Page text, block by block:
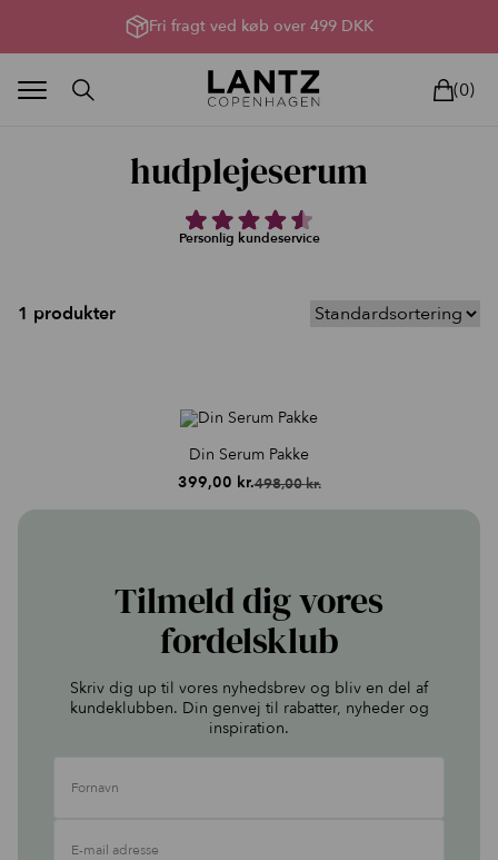
Fri fragt ved køb over 499 DKK
Parfumefri dansk hudpleje, og lysterapi til huden
(0)
hudplejeserum
Personlig kundeservice
1 produkter
Din Serum Pakke
498,00kr.
oprindelige
399,00 kr.
aktuelle
Tilmeld dig vores
fordelsklub
Skriv dig up til vores nyhedsbrev og bliv en del af
kundeklubben. Din genvej til rabatter, nyheder og
inspiration.
Fornavn
E-mail adresse